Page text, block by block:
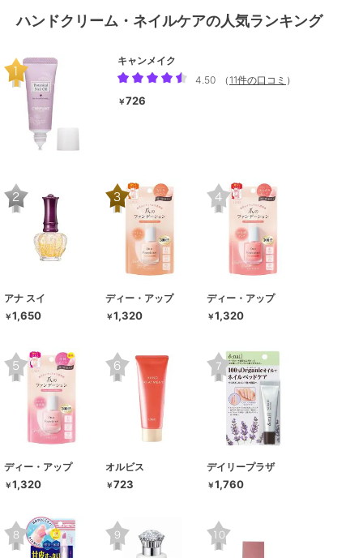
ハンドクリーム・ネイルケアの人気ランキング
キャンメイク
4.50
（ 11件の口コミ ）
￥726
アナ スイ
￥1,650
ディー・アップ
￥1,320
ディー・アップ
￥1,320
ディー・アップ
￥1,320
オルビス
￥723
デイリープラザ
￥1,760